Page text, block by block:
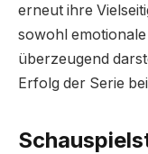
erneut ihre
sowohl
überzeugend
Erfolg der Serie